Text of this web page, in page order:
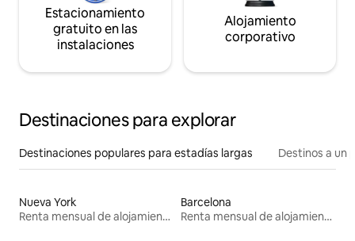
Estacionamiento
gratuito en las
instalaciones
Alojamiento
corporativo
Destinaciones para explorar
Destinaciones populares para estadías largas Destinos a un
Nueva York
Renta mensual de alojamientos
Barcelona
Renta mensual de alojamientos